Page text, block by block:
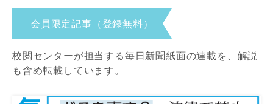
会員限定記事（登録無料）
校閲センターが担当する毎日新聞紙面の連載を、解説
も含め転載しています。